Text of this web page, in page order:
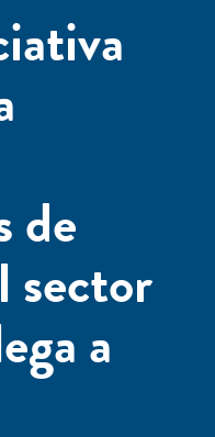
de
sector
a